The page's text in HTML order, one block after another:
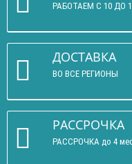
РАБОТАЕМ С 10 ДО
ДОСТАВКА
ВО ВСЕ РЕГИОНЫ
РАССРОЧКА
РАССРОЧКА до 4